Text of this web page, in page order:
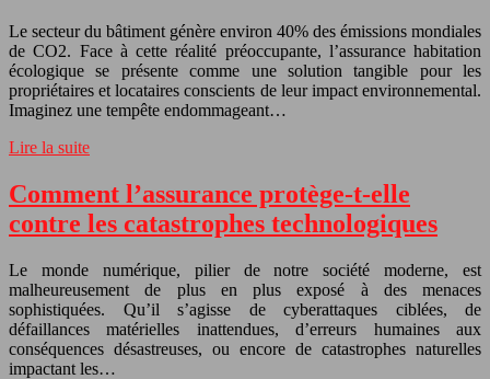
Le secteur du bâtiment génère environ 40% des émissions mondiales
de CO2. Face à cette réalité préoccupante, l’assurance habitation
écologique se présente comme une solution tangible pour les
propriétaires et locataires conscients de leur impact environnemental.
Imaginez une tempête endommageant…
Lire la suite
Comment l’assurance protège-t-elle
contre les catastrophes technologiques
Le monde numérique, pilier de notre société moderne, est
malheureusement de plus en plus exposé à des menaces
sophistiquées. Qu’il s’agisse de cyberattaques ciblées, de
défaillances matérielles inattendues, d’erreurs humaines aux
conséquences désastreuses, ou encore de catastrophes naturelles
impactant les…